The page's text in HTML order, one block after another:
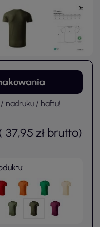
nadruku / haftu!
( 37,95 zł brutto)